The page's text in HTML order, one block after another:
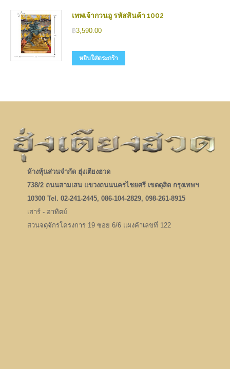
เทพเจ้ากวนอู รหัสสินค้า 1002
฿3,590.00
หยิบใส่ตระกร้า
ห้างหุ้นส่วนจำกัด ฮุ่งเตียงฮวด
738/2 ถนนสามเสน แขวงถนนนครไชยศรี เขตดุสิต กรุงเทพฯ
10300 Tel. 02-241-2445, 086-104-2829, 098-261-8915
เสาร์ - อาทิตย์
สวนจตุจักรโครงการ 19 ซอย 6/6 แผงค้าเลขที่ 122